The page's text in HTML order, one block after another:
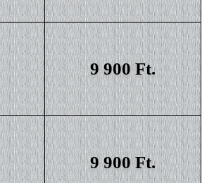
9 900 Ft.
9 900 Ft.